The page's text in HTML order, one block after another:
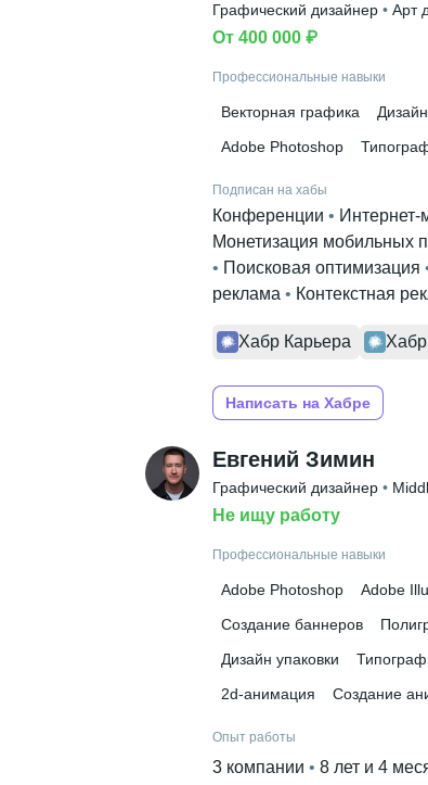
Графический дизайнер • Арт
От 400 000 ₽
Профессиональные навыки
Векторная графика
Adobe Photoshop
Подписан на хабы
Конференции • Интернет-
Монетизация мобильных
• Поисковая оптимизация
реклама • Контекстная
Хабр Карьера Хабр
Написать на Хабре
Евгений Зимин
Графический дизайнер •
Не ищу работу
Профессиональные навыки
Adobe Photoshop Adobe
Создание баннеров
Дизайн упаковки
2d-анимация
Создание
Опыт работы
3 компании 8 лет и 4